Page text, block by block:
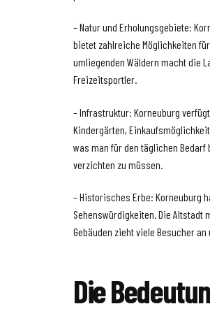
– Natur und Erholungsgebiete:
bietet zahlreiche Möglichkeiten
umliegenden Wäldern macht die
Freizeitsportler.
– Infrastruktur: Korneuburg
Kindergärten,
was man für den täglichen
verzichten zu müssen.
– Historisches Erbe: Korneuburg
Sehenswürdigkeiten. Die Altstadt
Gebäuden zieht viele Besucher
Die